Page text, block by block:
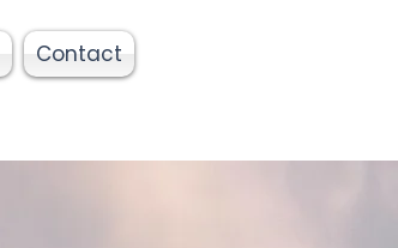
Contact